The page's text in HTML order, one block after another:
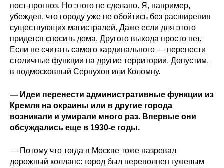
пост-прогноз. Но этого не сделано. Я, например,
убежден, что городу уже не обойтись без расширения
существующих магистралей. Даже если для этого
придется сносить дома. Другого выхода просто нет.
Если не считать самого кардинального — перенести
столичные функции на другие территории. Допустим,
в подмосковный Серпухов или Коломну.
— Идеи перенести административные функции из
Кремля на окраины или в другие города
возникали и умирали много раз. Впервые они
обсуждались еще в 1930-е годы.
— Потому что тогда в Москве тоже назревал
дорожный коллапс: город был переполнен гужевым